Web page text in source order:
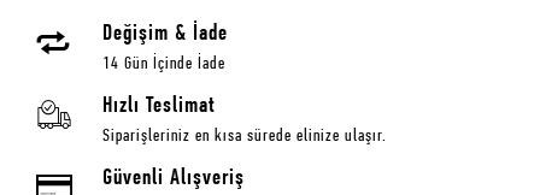
Değişim & İade
14 Gün İçinde İade
Hızlı Teslimat
Siparişleriniz en kısa sürede elinize ulaşır.
Güvenli Alışveriş